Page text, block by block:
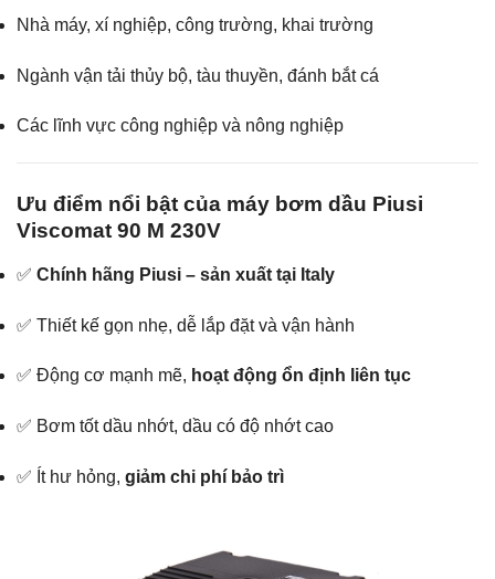
Nhà máy, xí nghiệp, công trường, khai trường
Ngành vận tải thủy bộ, tàu thuyền, đánh bắt cá
Các lĩnh vực công nghiệp và nông nghiệp
Ưu điểm nổi bật của máy bơm dầu Piusi
Viscomat 90 M 230V
✅ Chính hãng Piusi – sản xuất tại Italy
✅ Thiết kế gọn nhẹ, dễ lắp đặt và vận hành
✅ Động cơ mạnh mẽ, hoạt động ổn định liên tục
✅ Bơm tốt dầu nhớt, dầu có độ nhớt cao
✅ Ít hư hỏng, giảm chi phí bảo trì